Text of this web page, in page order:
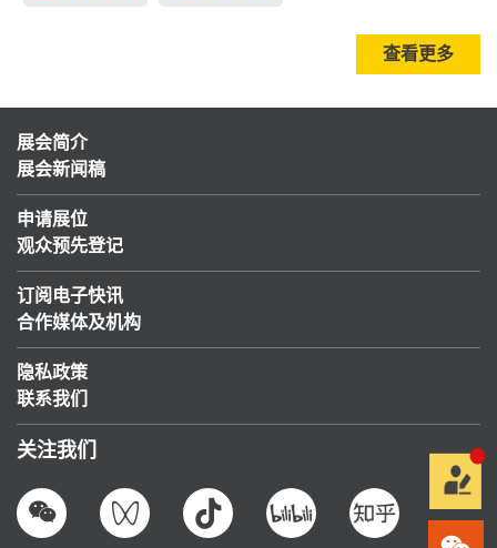
查看更多
展会简介
展会新闻稿
申请展位
观众预先登记
订阅电子快讯
合作媒体及机构
隐私政策
联系我们
关注我们